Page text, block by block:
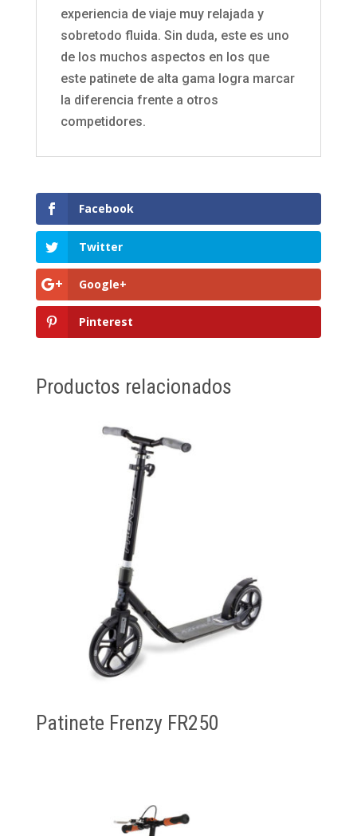
experiencia de viaje muy relajada y
sobretodo fluida. Sin duda, este es uno
de los muchos aspectos en los que
este patinete de alta gama logra marcar
la diferencia frente a otros
competidores.
Facebook
Twitter
Google+
Pinterest
Productos relacionados
Patinete Frenzy FR250